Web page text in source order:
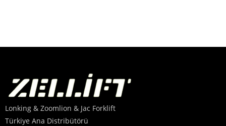
Lonking & Zoomlion & Jac Forklift
Türkiye Ana Distribütörü